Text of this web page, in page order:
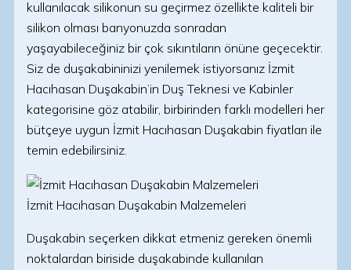
kullanılacak silikonun su geçirmez özellikte kaliteli bir
silikon olması banyonuzda sonradan
yaşayabileceğiniz bir çok sıkıntıların önüne geçecektir.
Siz de duşakabininizi yenilemek istiyorsanız İzmit
Hacıhasan Duşakabin’in Duş Teknesi ve Kabinler
kategorisine göz atabilir, birbirinden farklı modelleri her
bütçeye uygun İzmit Hacıhasan Duşakabin fiyatları ile
temin edebilirsiniz.
İzmit Hacıhasan Duşakabin Malzemeleri
Duşakabin seçerken dikkat etmeniz gereken önemli
noktalardan biriside duşakabinde kullanılan